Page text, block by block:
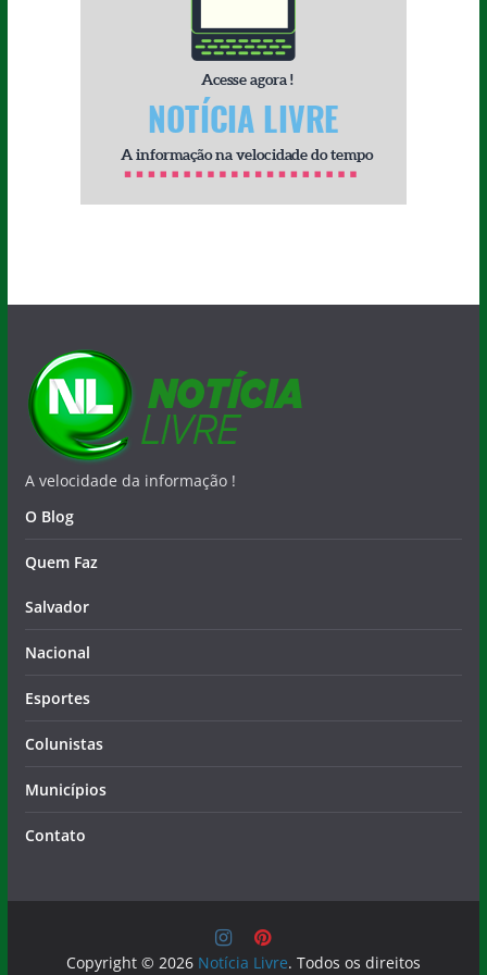
A velocidade da informação !
O Blog
Quem Faz
Salvador
Nacional
Esportes
Colunistas
Municípios
Contato
Copyright © 2026 Notícia Livre. Todos os direitos